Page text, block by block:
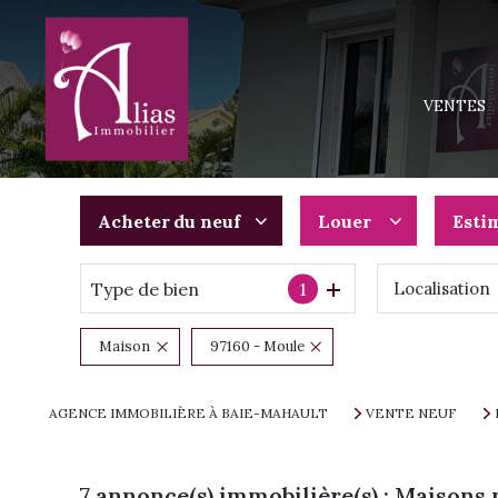
VENTES
TERRAINS
Acheter du neuf
De l'ancien
Du neuf
De l'immo pro
Louer
à l'année
Type de bien 1 Localisation
Maison 97160 - Moule
AGENCE IMMOBILIÈRE À BAIE-MAHAULT VENTE NEUF